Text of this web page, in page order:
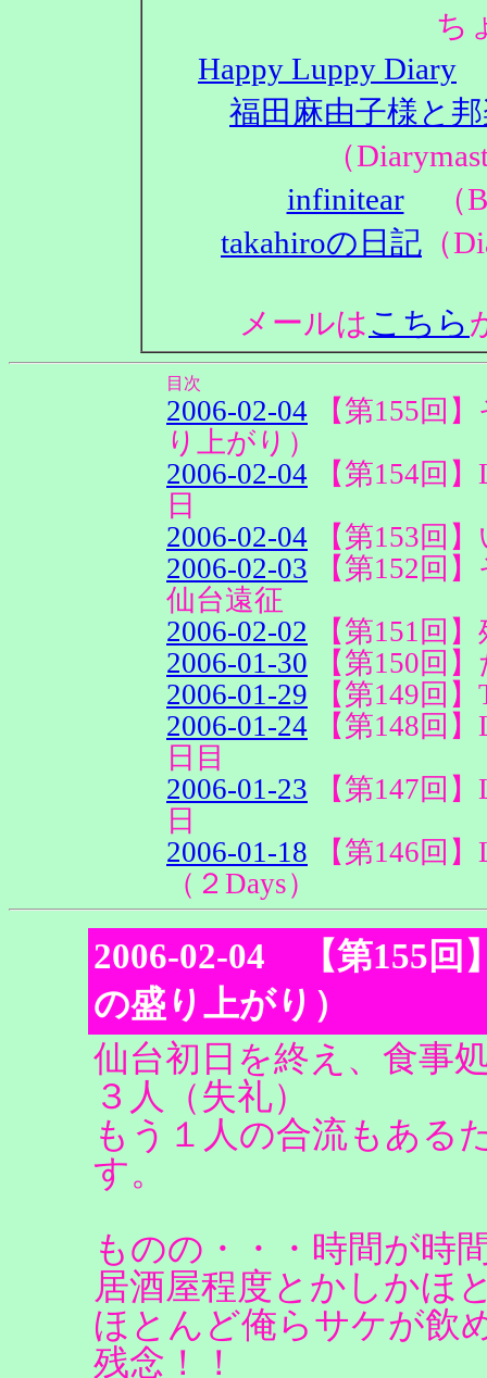
ち
Happy Luppy Diary
福田麻由子様と
（
infinitear（
takahiroの日記 （
メールはこちら
目次
2006-02-04 【第155回
り上がり）
2006-02-04 【第154回
日
2006-02-04 【第153回
2006-02-03 【第152回
仙台遠征
2006-02-02 【第151回
2006-01-30 【第150回
2006-01-29 【第149回
2006-01-24 【第148回
日目
2006-01-23 【第147回
日
2006-01-18 【第146回
（２Days）
2006-02-04 【第155
の盛り上がり）
仙台初日を終え、食事
３人（失礼）
もう１人の合流もある
す。
ものの・・・時間が時
居酒屋程度とかしかほ
ほとんど俺らサケが飲
残念！！